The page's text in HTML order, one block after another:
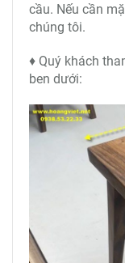
cầu. Nếu cần
chúng tôi.
♦ Quý khách
ben dưới: